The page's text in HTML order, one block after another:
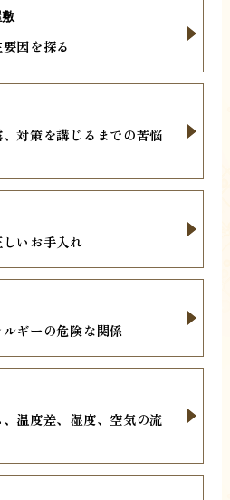
因を探る
対策を講じるまでの苦悩
いお手入れ
ギーの危険な関係
温度差、湿度、空気の流